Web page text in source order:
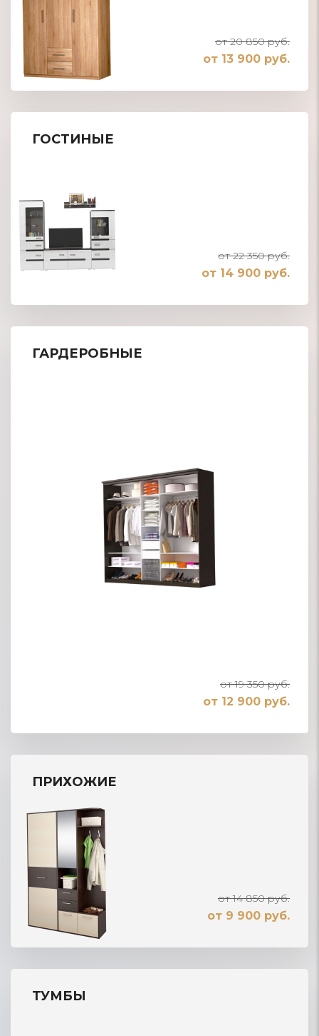
от 20 850 руб.
от 13 900 руб.
ГОСТИНЫЕ
от 22 350 руб.
от 14 900 руб.
ГАРДЕРОБНЫЕ
от 19 350 руб.
от 12 900 руб.
ПРИХОЖИЕ
от 14 850 руб.
от 9 900 руб.
ТУМБЫ